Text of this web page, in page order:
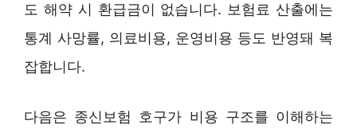
도 해약 시 환급금이 없습니다. 보험료 산출에는
통계 사망률, 의료비용, 운영비용 등도 반영돼 복
잡합니다.
다음은 종신보험 호구가 비용 구조를 이해하는